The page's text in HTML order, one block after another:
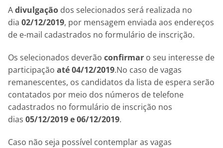
Adivulgação dos selecionados será realizada no
dia 02/12/2019, por mensagem enviada aos endereços
de e-mail cadastrados no formulário de inscrição.
Os selecionados deverão confirmar o seu interesse de
participação até 04/12/2019.No caso de vagas
remanescentes, os candidatos da lista de espera serão
contatados por meio dos números de telefone
cadastrados no formulário de inscrição nos
dias 05/12/2019 e 06/12/2019.
Caso não seja possível contemplar as vagas